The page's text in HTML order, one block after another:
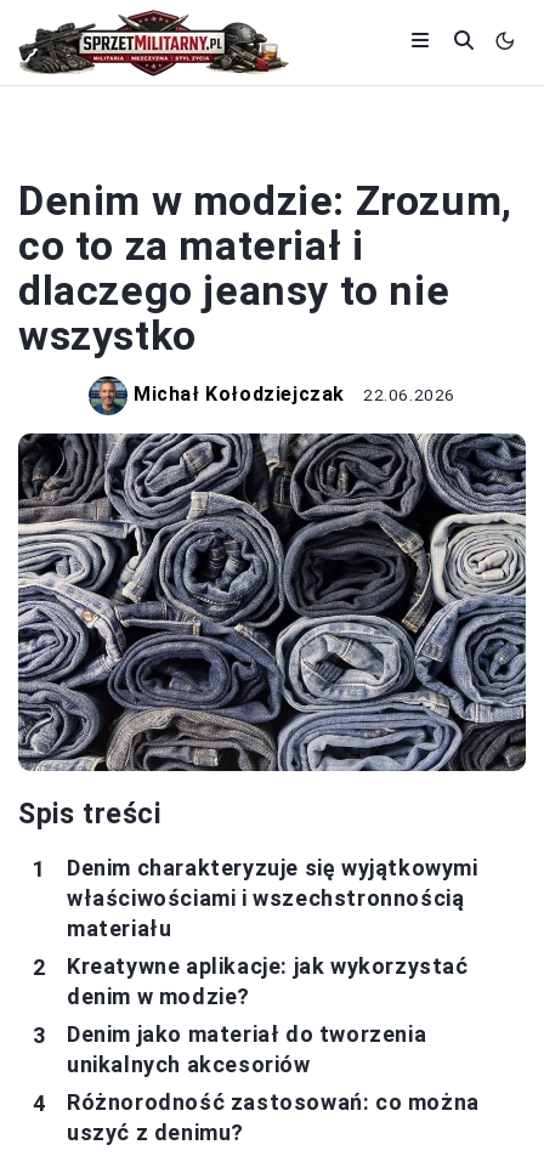
Denim w modzie: Zrozum,
co to za materiał i
dlaczego jeansy to nie
wszystko
Michał Kołodziejczak 22.06.2026
Spis treści
Denim charakteryzuje się wyjątkowymi
właściwościami i wszechstronnością
materiału
Kreatywne aplikacje: jak wykorzystać
denim w modzie?
Denim jako materiał do tworzenia
unikalnych akcesoriów
Różnorodność zastosowań: co można
uszyć z denimu?